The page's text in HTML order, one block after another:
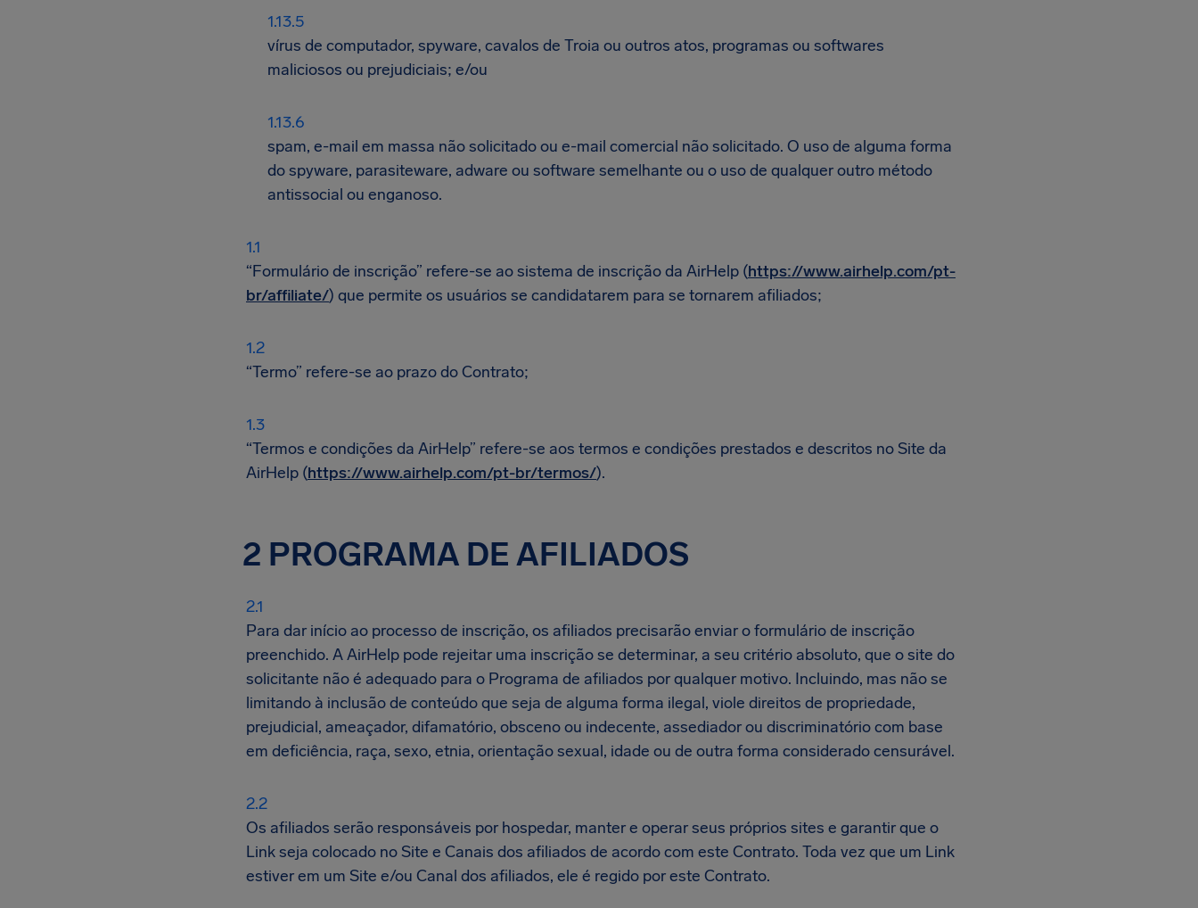
vírus de computador, spyware, cavalos de Troia ou outros atos, programas ou softwares
maliciosos ou prejudiciais; e/ou
spam, e-mail em massa não solicitado ou e-mail comercial não solicitado. O uso de alguma forma
do spyware, parasiteware, adware ou software semelhante ou o uso de qualquer outro método
antissocial ou enganoso.
“Formulário de inscrição” refere-se ao sistema de inscrição da AirHelp (https://www.airhelp.com/pt-
br/affiliate/) que permite os usuários se candidatarem para se tornarem afiliados;
“Termo” refere-se ao prazo do Contrato;
“Termos e condições da AirHelp” refere-se aos termos e condições prestados e descritos no Site da
AirHelp (https://www.airhelp.com/pt-br/termos/).
2 PROGRAMA DE AFILIADOS
Para dar início ao processo de inscrição, os afiliados precisarão enviar o formulário de inscrição
preenchido. A AirHelp pode rejeitar uma inscrição se determinar, a seu critério absoluto, que o site do
solicitante não é adequado para o Programa de afiliados por qualquer motivo. Incluindo, mas não se
limitando à inclusão de conteúdo que seja de alguma forma ilegal, viole direitos de propriedade,
prejudicial, ameaçador, difamatório, obsceno ou indecente, assediador ou discriminatório com base
em deficiência, raça, sexo, etnia, orientação sexual, idade ou de outra forma considerado censurável.
Os afiliados serão responsáveis por hospedar, manter e operar seus próprios sites e garantir que o
Link seja colocado no Site e Canais dos afiliados de acordo com este Contrato. Toda vez que um Link
estiver em um Site e/ou Canal dos afiliados, ele é regido por este Contrato.